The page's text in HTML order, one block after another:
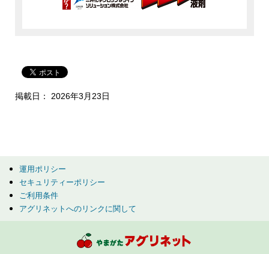
掲載日： 2026年3月23日
運用ポリシー
セキュリティーポリシー
ご利用条件
アグリネットへのリンクに関して